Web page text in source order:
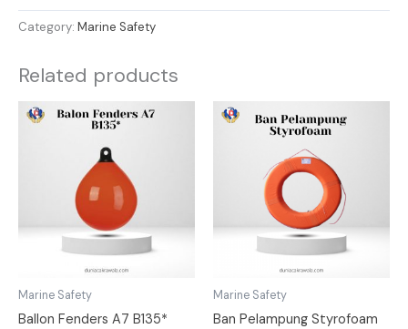
Category: Marine Safety
Related products
Marine Safety
Ballon Fenders A7 B135*
Marine Safety
Ban Pelampung Styrofoam